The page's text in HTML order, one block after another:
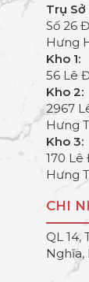
Trụ Sở
Số 26
Hưng
Kho 1:
56 Lê
Kho 2:
2967
Hưng
Kho 3:
170
Hưng
CHI
QL 14,
Nghĩa,